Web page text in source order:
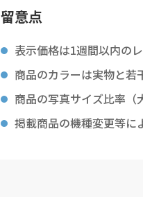
留意点
表示価格は1週間以内の
商品のカラーは実物と若
商品の写真サイズ比率（
掲載商品の機種変更等に